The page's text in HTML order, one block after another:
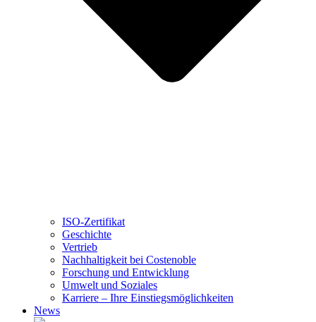
ISO-Zertifikat
Geschichte
Vertrieb
Nachhaltigkeit bei Costenoble
Forschung und Entwicklung
Umwelt und Soziales
Karriere – Ihre Einstiegsmöglichkeiten
News